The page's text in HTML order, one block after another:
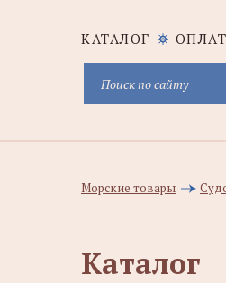
КАТАЛОГ
Морские товары
Каталог